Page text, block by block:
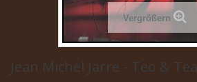
Vergrößern
Jean Michel Jarre - Teo & Tea